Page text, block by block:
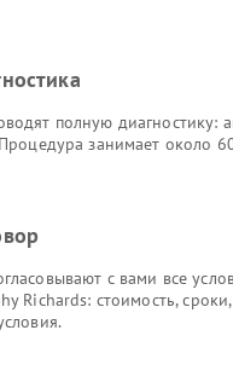
полную диагностику:
занимает около
с вами все
Richards: стоимость, сроки,